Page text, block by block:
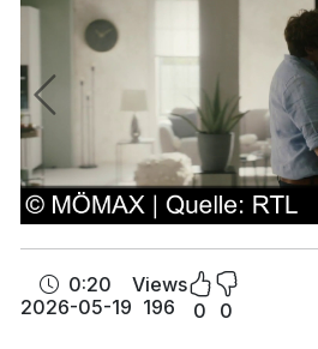
0:20
2026-05-19
Views
196
0 0